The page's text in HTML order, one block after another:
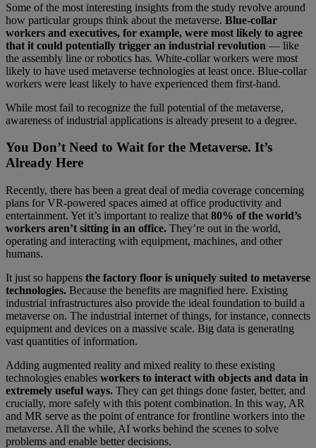
Some of the most interesting insights from the study revolve around
how particular groups think about the metaverse. Blue-collar
workers and executives, for example, were most likely to agree
that it could potentially trigger an industrial revolution — like
the assembly line or robotics has. White-collar workers were most
likely to have used metaverse technologies at least once. Blue-collar
workers were least likely to have experienced them first-hand.
While most fail to recognize the full potential of the metaverse,
awareness of industrial applications is already present to a degree.
You Don’t Need to Wait for the Metaverse. It’s
Already Here
Recently, there has been a great deal of media coverage concerning
plans for VR-powered spaces aimed at office productivity and
entertainment. Yet it’s important to realize that 80% of the world’s
workers aren’t sitting in an office. They’re out in the world,
operating and interacting with equipment, machines, and other
humans.
It just so happens the factory floor is uniquely suited to metaverse
technologies. Because the benefits are magnified here. Existing
industrial infrastructures also provide the ideal foundation to build a
metaverse on. The industrial internet of things, for instance, connects
equipment and devices on a massive scale. Big data is generating
vast quantities of information.
Adding augmented reality and mixed reality to these existing
technologies enables workers to interact with objects and data in
extremely useful ways. They can get things done faster, better, and
crucially, more safely with this potent combination. In this way, AR
and MR serve as the point of entrance for frontline workers into the
metaverse. All the while, AI works behind the scenes to solve
problems and enable better decisions.